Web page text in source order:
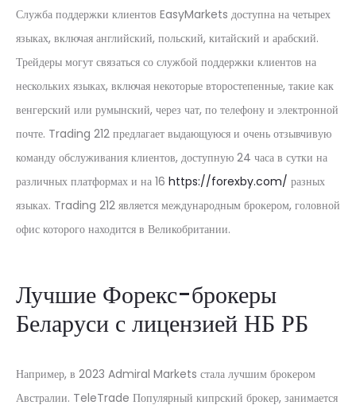
Служба поддержки клиентов EasyMarkets доступна на четырех
языках, включая английский, польский, китайский и арабский.
Трейдеры могут связаться со службой поддержки клиентов на
нескольких языках, включая некоторые второстепенные, такие как
венгерский или румынский, через чат, по телефону и электронной
почте. Trading 212 предлагает выдающуюся и очень отзывчивую
команду обслуживания клиентов, доступную 24 часа в сутки на
различных платформах и на 16 https://forexby.com/ разных
языках. Trading 212 является международным брокером, головной
офис которого находится в Великобритании.
Лучшие Форекс-брокеры
Беларуси с лицензией НБ РБ
Например, в 2023 Admiral Markets стала лучшим брокером
Австралии. TeleTrade Популярный кипрский брокер, занимается